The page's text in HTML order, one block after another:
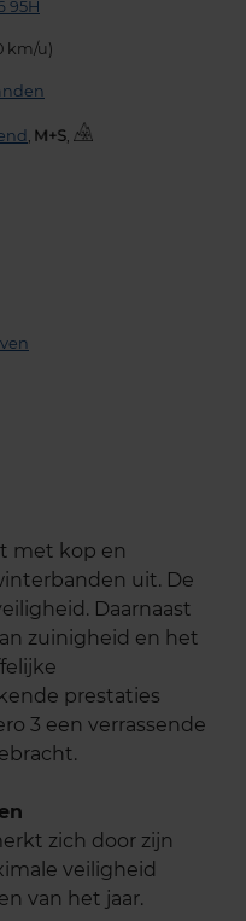
95H
km/u)
,
met kop en
uit. De
Daarnaast
zuinigheid en het
prestaties
3 een verrassende
zich door zijn
veiligheid
van het jaar.